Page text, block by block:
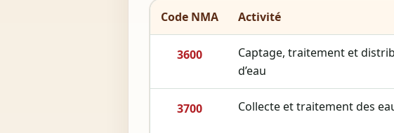
Code NMA Activité
3600
Captage, traitement et
d’eau
3700 Collecte et traitement des